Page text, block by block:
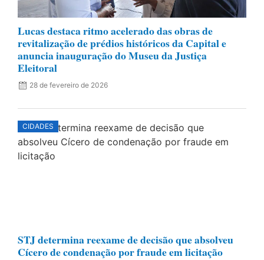
Lucas destaca ritmo acelerado das obras de
revitalização de prédios históricos da Capital e
anuncia inauguração do Museu da Justiça
Eleitoral
28 de fevereiro de 2026
CIDADES
STJ determina reexame de decisão que absolveu
Cícero de condenação por fraude em licitação